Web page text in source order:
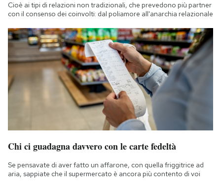
Cioè ai tipi di relazioni non tradizionali, che prevedono più partner
con il consenso dei coinvolti: dal poliamore all'anarchia relazionale
Chi ci guadagna davvero con le carte fedeltà
Se pensavate di aver fatto un affarone, con quella friggitrice ad
aria, sappiate che il supermercato è ancora più contento di voi